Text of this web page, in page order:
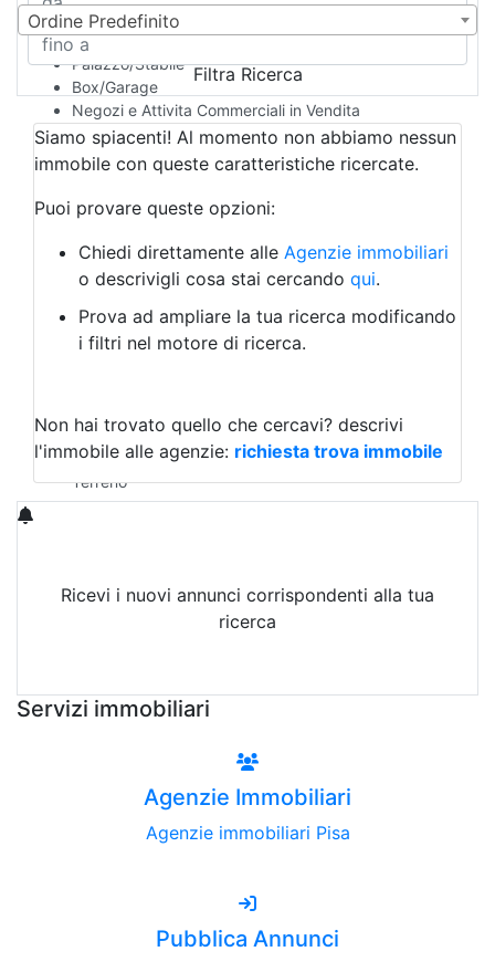
Camera d'Albergo
Multiproprietà
Palazzo/Stabile
Box/Garage
Negozi e Attivita Commerciali in Vendita
Qualsiasi
Attività/Licenza Commerciale
Azienda Agricola
Bar/Ristorante
Albergo
Laboratorio Artigianale
Negozio/locale commerciale
Agriturismo
Magazzini
Qualsiasi
Terreno edificabile
Terreno
Ordine Predefinito
Filtra Ricerca
Siamo spiacenti! Al momento non abbiamo nessun
immobile con queste caratteristiche ricercate.
Puoi provare queste opzioni:
Chiedi direttamente alle Agenzie immobiliari
o descrivigli cosa stai cercando qui.
Prova ad ampliare la tua ricerca modificando
i filtri nel motore di ricerca.
Non hai trovato quello che cercavi? descrivi
l'immobile alle agenzie: richiesta trova immobile
Ricevi i nuovi annunci corrispondenti alla tua
ricerca
Servizi immobiliari
Agenzie Immobiliari
Agenzie immobiliari Pisa
Pubblica Annunci